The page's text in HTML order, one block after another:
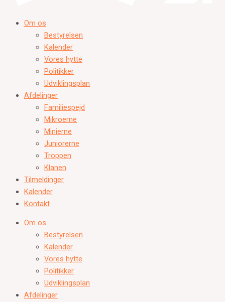
Om os
Bestyrelsen
Kalender
Vores hytte
Politikker
Udviklingsplan
Afdelinger
Familiespejd
Mikroerne
Minierne
Juniorerne
Troppen
Klanen
Tilmeldinger
Kalender
Kontakt
Om os
Bestyrelsen
Kalender
Vores hytte
Politikker
Udviklingsplan
Afdelinger